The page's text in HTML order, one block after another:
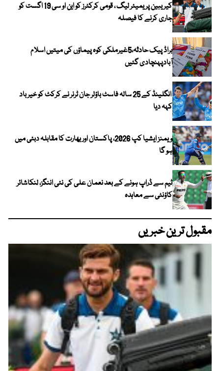
کیریبین پریمیئر لیگ ، قومی کرکٹرز کو این او سی 19 اگست کو
جاری کرنے کا فیصلہ
براڈ پیک حادثہ،5غیرملکی کوہ پیماؤں کی میتیں اسلام
آبادپہنچادی گئیں
انگلینڈ کے 25 سالہ فاسٹ باؤلر جان ٹرنر نے کرکٹ کو خیر باد
کہہ دیا
ویمنز ایشیا کپ 2026، پاکستان اور بھارت کا مقابلہ دبئی میں
ہو گا
ٹیم سے ڈراپ ہونے کے بعد نعمان علی کی نئی اننگز، لنکاشائر
کاؤنٹی سے معاہدہ
مقبول ترین خبریں